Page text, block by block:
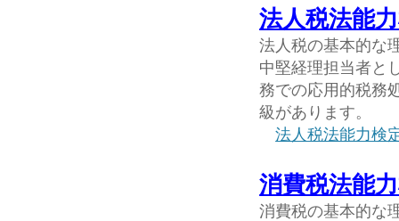
法人税法能
法人税の基本的な
中堅経理担当者と
務での応用的税務
級があります。
法人税法能力検
消費税法能
消費税の基本的な